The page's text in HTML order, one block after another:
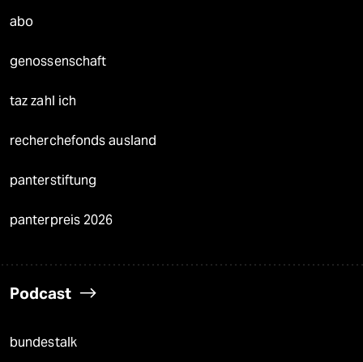
abo
genossenschaft
taz zahl ich
recherchefonds ausland
panterstiftung
panterpreis 2026
Podcast
bundestalk